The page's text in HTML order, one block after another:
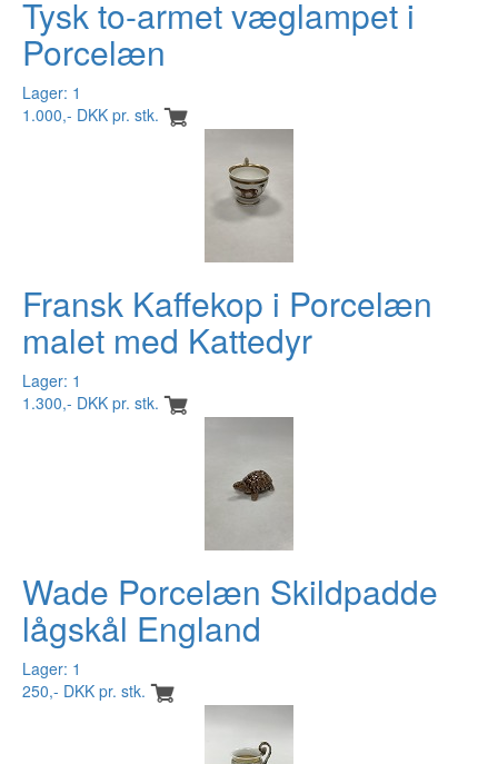
Tysk to-armet væglampet i
Porcelæn
Lager: 1
1.000,- DKK pr. stk.
Fransk Kaffekop i Porcelæn
malet med Kattedyr
Lager: 1
1.300,- DKK pr. stk.
Wade Porcelæn Skildpadde
lågskål England
Lager: 1
250,- DKK pr. stk.